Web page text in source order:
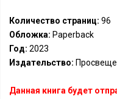
Количество страниц: 96
Обложка: Paperback
Год: 2023
Издательство:
Данная книга будет